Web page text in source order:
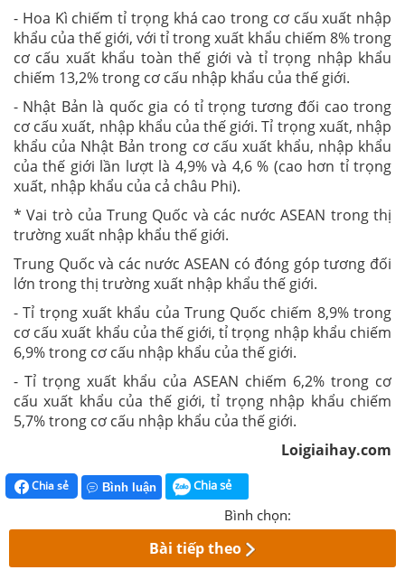
- Hoa Kì chiếm tỉ trọng khá cao trong cơ cấu xuất nhập
khẩu của thế giới, với tỉ trong xuất khẩu chiếm 8% trong
cơ cấu xuất khẩu toàn thế giới và tỉ trọng nhập khẩu
chiếm 13,2% trong cơ cấu nhập khẩu của thế giới.
- Nhật Bản là quốc gia có tỉ trọng tương đối cao trong
cơ cấu xuất, nhập khẩu của thế giới. Tỉ trọng xuất, nhập
khẩu của Nhật Bản trong cơ cấu xuất khẩu, nhập khẩu
của thế giới lần lượt là 4,9% và 4,6 % (cao hơn tỉ trọng
xuất, nhập khẩu của cả châu Phi).
* Vai trò của Trung Quốc và các nước ASEAN trong thị
trường xuất nhập khẩu thế giới.
Trung Quốc và các nước ASEAN có đóng góp tương đối
lớn trong thị trường xuất nhập khẩu thế giới.
- Tỉ trọng xuất khẩu của Trung Quốc chiếm 8,9% trong
cơ cấu xuất khẩu của thế giới, tỉ trọng nhập khẩu chiếm
6,9% trong cơ cấu nhập khẩu của thế giới.
- Tỉ trọng xuất khẩu của ASEAN chiếm 6,2% trong cơ
cấu xuất khẩu của thế giới, tỉ trọng nhập khẩu chiếm
5,7% trong cơ cấu nhập khẩu của thế giới.
Loigiaihay.com
Chia sẻ Bình luận Chia sẻ
Bình chọn:
Bài tiếp theo